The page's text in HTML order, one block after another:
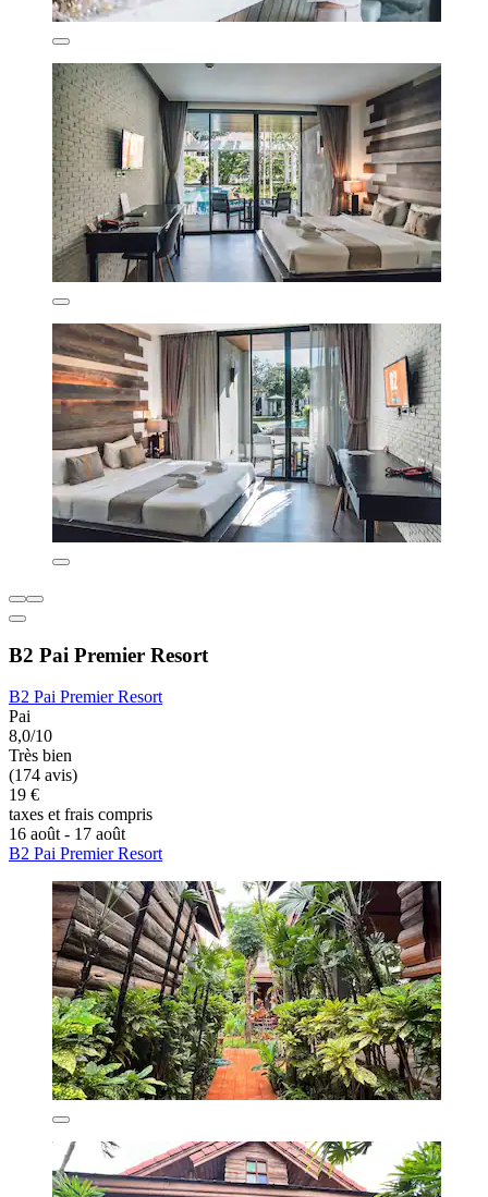
B2 Pai Premier Resort
B2 Pai Premier Resort
Pai
8,0/10
Très bien
(174 avis)
19 €
taxes et frais compris
16 août - 17 août
B2 Pai Premier Resort